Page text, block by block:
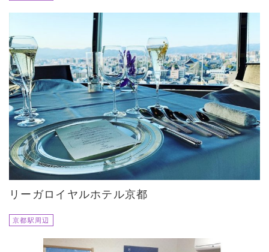
リーガロイヤルホテル京都
京都駅周辺